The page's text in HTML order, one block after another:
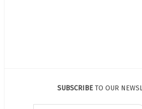
SUBSCRIBE TO OUR